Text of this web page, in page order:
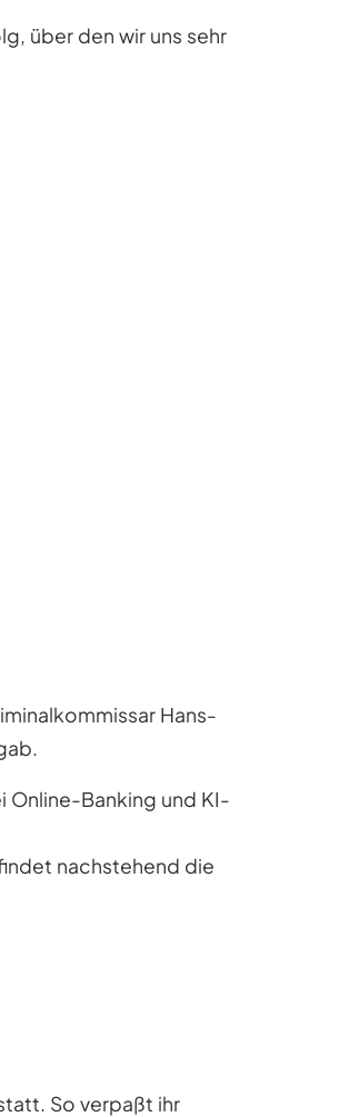
über den wir uns sehr
Hans-
Online-Banking und KI-
nachstehend die
So verpaßt ihr